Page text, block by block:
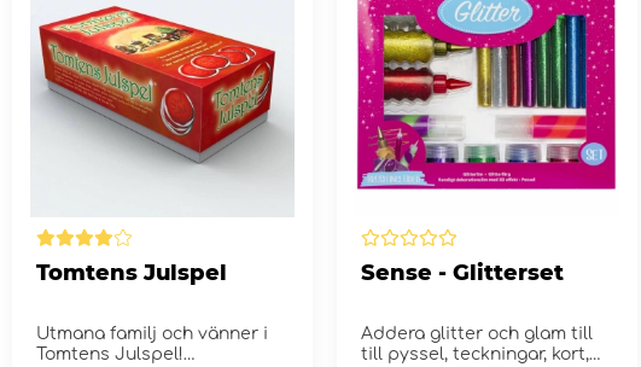
Tomtens Julspel
Utmana familj och vänner i
Tomtens Julspel!
Sense - Glitterset
Addera glitter och glam till
till pyssel, teckningar, kort,